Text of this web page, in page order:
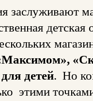
заслуживают
детей. Но
этими